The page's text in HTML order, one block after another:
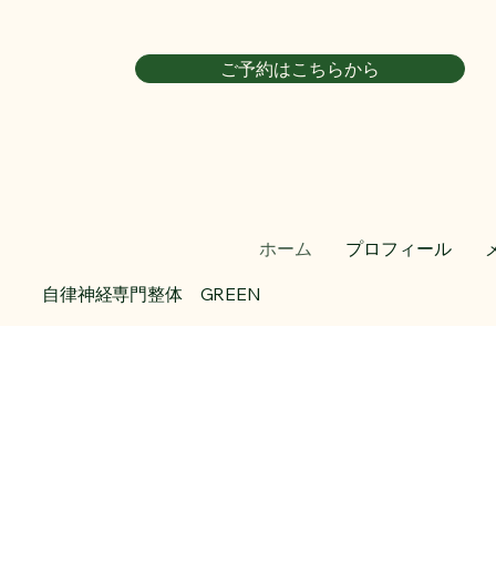
ご予約はこちらから
自律神経専門整体 GREEN
ホーム プロフィール